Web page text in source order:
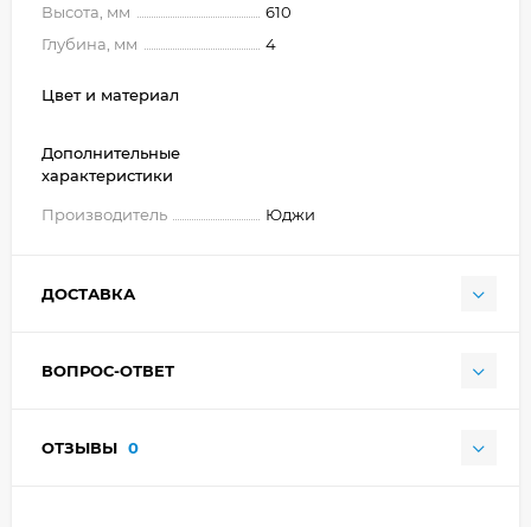
Высота, мм
610
Глубина, мм
4
Цвет и материал
Дополнительные
характеристики
Производитель Юджи
ДОСТАВКА
ВОПРОС-ОТВЕТ
ОТЗЫВЫ 0